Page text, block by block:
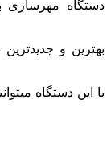
دستگاه مهرسازی
بهترین و
با این دستگاه